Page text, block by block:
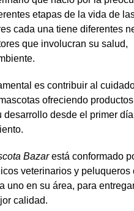
etapas de la vida de
cada una tiene diferentes
que involucran su salud,
es contribuir al
ofreciendo
desde el primer
Bazarestá conformado
veterinarios y peluqueros
uno en su área, para
calidad.